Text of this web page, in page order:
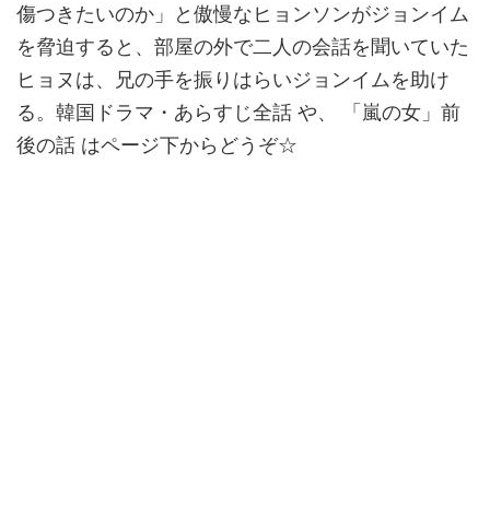
傷つきたいのか」と傲慢なヒョンソンがジョンイム
を脅迫すると、部屋の外で二人の会話を聞いていた
ヒョヌは、兄の手を振りはらいジョンイムを助け
る。韓国ドラマ・あらすじ全話 や、 「嵐の女」前
後の話 はページ下からどうぞ☆